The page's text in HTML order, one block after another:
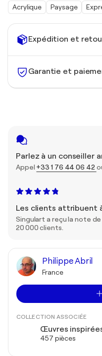
Expédition et
Garantie et
Parlez à un conseiller
Appel +33 1 76 44 06 42
Les clients attribuent
Singulart a reçu la note
20 000 clients.
Philippe Abril
France
COLLECTION ASSOCIÉE
Œuvres
457 pièces
Acrylique Paysage